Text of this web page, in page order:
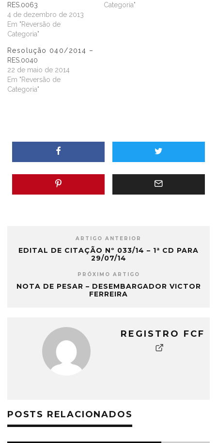
RES.0063
4 de dezembro de 2013
Em "Reversão de
Categoria"
Categoria"
Resolução 040/2014 –
RES.0040
22 de maio de 2014
Em "Reversão de
Categoria"
ARTIGO ANTERIOR
EDITAL DE CITAÇÃO Nº 033/14 – 1ª CD PARA
29/07/14
PRÓXIMO ARTIGO
NOTA DE PESAR – DESEMBARGADOR VICTOR
FERREIRA
REGISTRO FCF
POSTS RELACIONADOS